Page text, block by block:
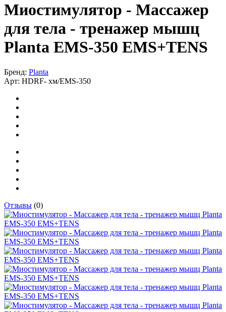
Миостимулятор - Массажер
для тела - тренажер мышц
Planta EMS-350 EMS+TENS
Бренд: Planta
Арт: HDRF- хм/EMS-350
Отзывы (0)